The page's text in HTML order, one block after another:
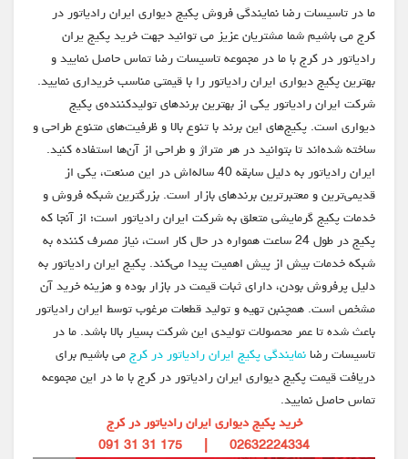
ما در تاسیسات رضا نمایندگی فروش پکیج دیواری ایران رادیاتور در
کرج می باشیم شما مشتریان عزیز می توانید جهت خرید پکیج یران
رادیاتور در کرج با ما در مجموعه تاسیسات رضا تماس حاصل نمایید و
بهترین پکیج دیواری ایران رادیاتور را با قیمتی مناسب خریداری نمایید.
شرکت ایران رادیاتور یکی از بهترین برندهای تولیدکنند‌ه‌ی پکیج
دیواری است. پکیج‌های این برند با تنوع بالا و ظرفیت‌های متنوع طراحی و
ساخته شده‌اند تا بتوانید در هر متراژ و طراحی از آن‌ها استفاده کنید.
ایران رادیاتور به دلیل سابقه 40 ساله‌اش در این صنعت، یکی از
قدیمی‌ترین و معتبرترین برندهای بازار است. بزرگترین شبکه فروش و
خدمات پکیج گرمایشی متعلق به شرکت ایران رادیاتور است؛ از آنجا که
پکیج در طول 24 ساعت همواره در حال کار است، نیاز مصرف کننده به
شبکه خدمات بیش از پیش اهمیت پیدا می‌‎کند. پکیج ایران رادیاتور به
دلیل پرفروش بودن، دارای ثبات قیمت در بازار بوده و هزینه خرید آن
مشخص است. همچنبن تهیه و تولید قطعات مرغوب توسط ایران رادیاتور
باعث شده تا عمر محصولات تولیدی این شرکت بسیار بالا باشد. ما در
تاسیسات رضانمایندگی پکیج ایران رادیاتور در کرجمی باشیم برای
دریافت قیمت پکیج دیواری ایران رادیاتور در کرج با ما در این مجموعه
تماس حاصل نمایید.
خرید پکیج دیواری ایران رادیاتور در کرج
02632224334 | 175 31 31 091